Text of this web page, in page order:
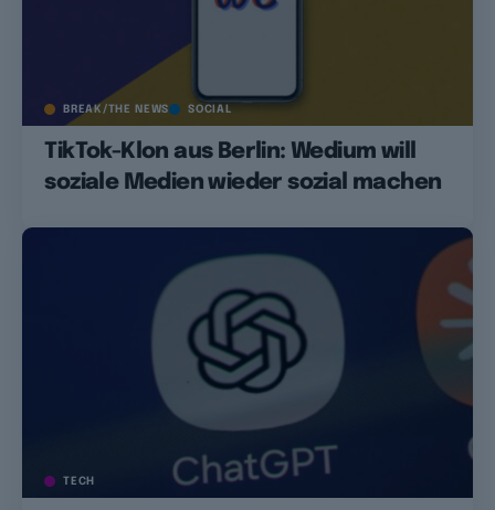
BREAK/THE NEWS SOCIAL
TikTok-Klon aus Berlin: Wedium will
soziale Medien wieder sozial machen
TECH